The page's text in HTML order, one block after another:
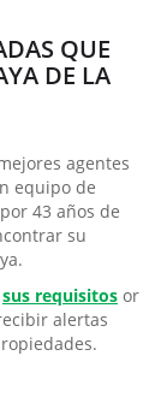
QUE
DE LA
agentes
equipo de
43 años de
su
sus requisitos or
alertas